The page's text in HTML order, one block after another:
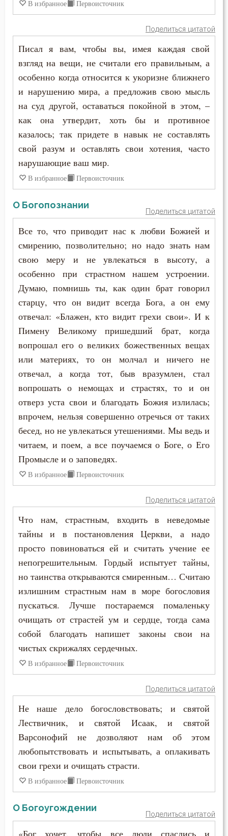
Родители
Ропот
Самолюбие
Самомнение
Самоубийство
Свобода воли
Святость
Священники
Священное Писание
Сердце
Слава
Слезы
Смертная память
Смерть
Смирение
Совесть
Сострадание
Спокойствие
Спор
Сребролюбие
Ссора
Страх
Страх Божий
Страх смерти
Стыд
Тело
Тихон Задонский
Феогност
Феодор Студит
Феодор Эдесский
Феодорит Кирский
Феолипт Филадельфийский
Феофил Антиохийский
Филарет Московский (Дроздов)
Филофей Синайский
В избранное Первоисточник
Поделиться цитатой
Писал я вам, чтобы вы, имея каждая свой
взгляд на вещи, не считали его правильным, а
особенно когда относится к укоризне ближнего
и нарушению мира, а предложив свою мысль
на суд другой, оставаться покойной в этом, –
как она утвердит, хоть бы и противное
казалось; так придете в навык не составлять
свой разум и оставлять свои хотения, часто
нарушающие ваш мир.
В избранное Первоисточник
О Богопознании
Поделиться цитатой
Все то, что приводит нас к любви Божией и
смирению, позволительно; но надо знать нам
свою меру и не увлекаться в высоту, а
особенно при страстном нашем устроении.
Думаю, помнишь ты, как один брат говорил
старцу, что он видит всегда Бога, а он ему
отвечал: «Блажен, кто видит грехи свои». И к
Пимену Великому пришедший брат, когда
вопрошал его о великих божественных вещах
или материях, то он молчал и ничего не
отвечал, а когда тот, быв вразумлен, стал
вопрошать о немощах и страстях, то и он
отверз уста свои и благодать Божия излилась;
впрочем, нельзя совершенно отречься от таких
бесед, но не увлекаться утешениями. Мы ведь и
читаем, и поем, а все поучаемся о Боге, о Его
Промысле и о заповедях.
В избранное Первоисточник
Поделиться цитатой
Что нам, страстным, входить в неведомые
тайны и в постановления Церкви, а надо
просто повиноваться ей и считать учение ее
непогрешительным. Гордый испытует тайны,
но таинства открываются смиренным… Считаю
излишним страстным нам в море богословия
пускаться. Лучше постараемся помаленьку
очищать от страстей ум и сердце, тогда сама
собой благодать напишет законы свои на
чистых скрижалях сердечных.
В избранное Первоисточник
Поделиться цитатой
Не наше дело богословствовать; и святой
Лествичник, и святой Исаак, и святой
Варсонофий не дозволяют нам об этом
любопытствовать и испытывать, а оплакивать
свои грехи и очищать страсти.
В избранное Первоисточник
О Богоугождении
Поделиться цитатой